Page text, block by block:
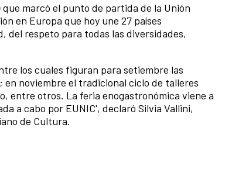
que marcó el punto de partida de la Unión
en Europa que hoy une 27 países
del respeto para todas las diversidades,
los cuales figuran para setiembre las
noviembre el tradicional ciclo de talleres
entre otros. La feria enogastronómica viene a
a cabo por EUNIC', declaró Silvia Vallini,
de Cultura.